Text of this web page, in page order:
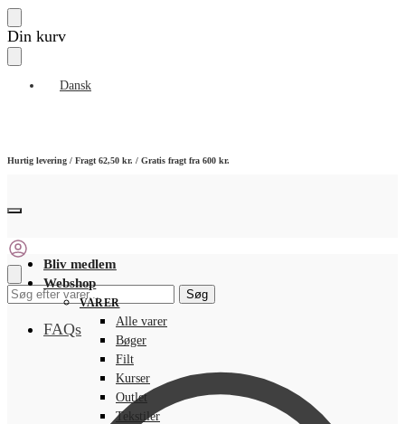
Skip
to
Skip
to
Din kurv
Dansk
Hurtig levering / Fragt 62,50 kr. / Gratis fragt fra 600 kr.
Søg
Søg
FAQs
Bliv medlem
Webshop
VARER
Alle varer
Bøger
Filt
Kurser
Outlet
Tekstiler